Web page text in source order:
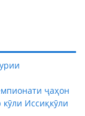
ҷаҳон
Иссиқкӯли